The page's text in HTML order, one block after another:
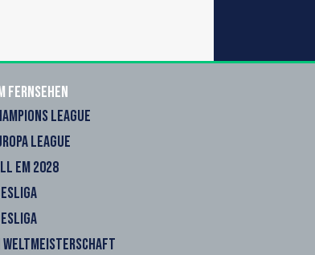
Fernsehen
LEAGUE
LEAGUE
EM 2028
WELTMEISTERSCHAFT